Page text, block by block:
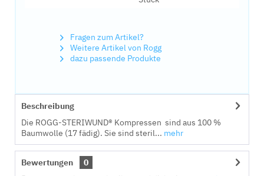
Fragen zum Artikel?
Weitere Artikel von Rogg
dazu passende Produkte
Beschreibung
Die ROGG-STERIWUND® Kompressen sind aus 100 %
Baumwolle (17 fädig). Sie sind steril... mehr
Bewertungen
0